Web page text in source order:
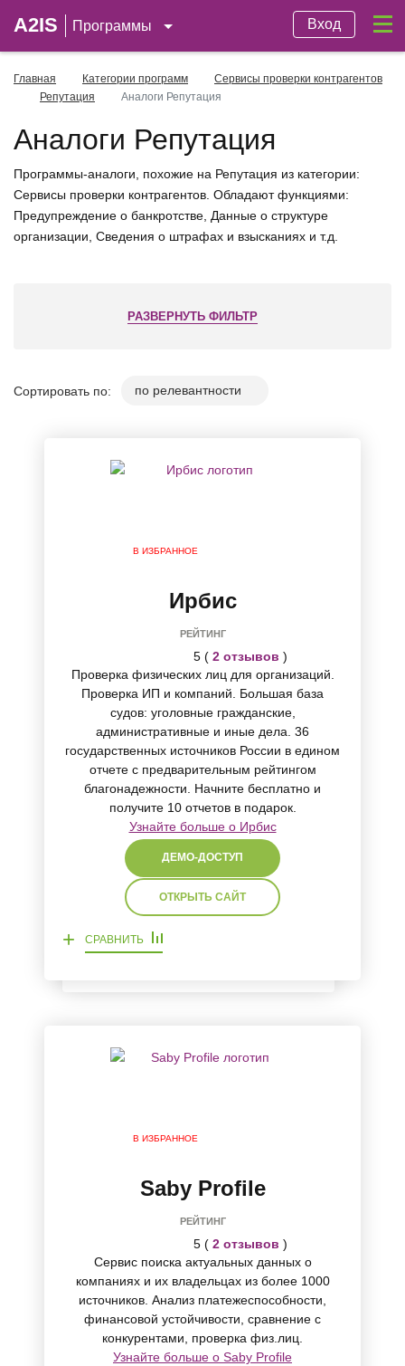
A2IS Программы Вход
Главная Категории программ
Сервисы проверки контрагентов
Репутация
Аналоги Репутация
Аналоги Репутация
Программы-аналоги, похожие на Репутация из категории:
Сервисы проверки контрагентов. Обладают функциями:
Предупреждение о банкротстве, Данные о структуре
организации, Сведения о штрафах и взысканиях и т.д.
РАЗВЕРНУТЬ ФИЛЬТР
Сортировать по:
В ИЗБРАННОЕ
Ирбис
РЕЙТИНГ
5 ( 2 отзывов )
Проверка физических лиц для организаций.
Проверка ИП и компаний. Большая база
судов: уголовные гражданские,
административные и иные дела. 36
государственных источников России в едином
отчете с предварительным рейтингом
благонадежности. Начните бесплатно и
получите 10 отчетов в подарок.
Узнайте больше о Ирбис
ДЕМО-ДОСТУП
ОТКРЫТЬ САЙТ
+ СРАВНИТЬ
В ИЗБРАННОЕ
Saby Profile
РЕЙТИНГ
5 ( 2 отзывов )
Сервис поиска актуальных данных о
компаниях и их владельцах из более 1000
источников. Анализ платежеспособности,
финансовой устойчивости, сравнение с
конкурентами, проверка физ.лиц.
Узнайте больше о Saby Profile